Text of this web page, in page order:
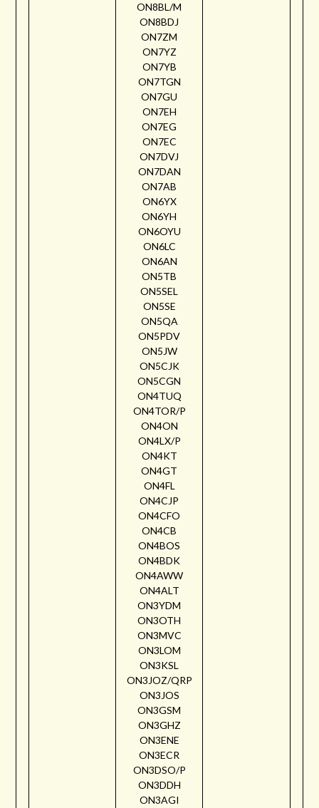
ON8BL/M
ON8BDJ
ON7ZM
ON7YZ
ON7YB
ON7TGN
ON7GU
ON7EH
ON7EG
ON7EC
ON7DVJ
ON7DAN
ON7AB
ON6YX
ON6YH
ON6OYU
ON6LC
ON6AN
ON5TB
ON5SEL
ON5SE
ON5QA
ON5PDV
ON5JW
ON5CJK
ON5CGN
ON4TUQ
ON4TOR/P
ON4ON
ON4LX/P
ON4KT
ON4GT
ON4FL
ON4CJP
ON4CFO
ON4CB
ON4BOS
ON4BDK
ON4AWW
ON4ALT
ON3YDM
ON3OTH
ON3MVC
ON3LOM
ON3KSL
ON3JOZ/QRP
ON3JOS
ON3GSM
ON3GHZ
ON3ENE
ON3ECR
ON3DSO/P
ON3DDH
ON3AGI